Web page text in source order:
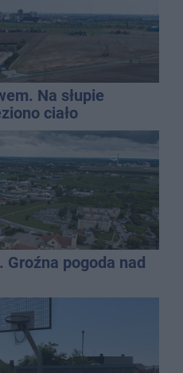
Na słupie
ciało
Groźna pogoda nad